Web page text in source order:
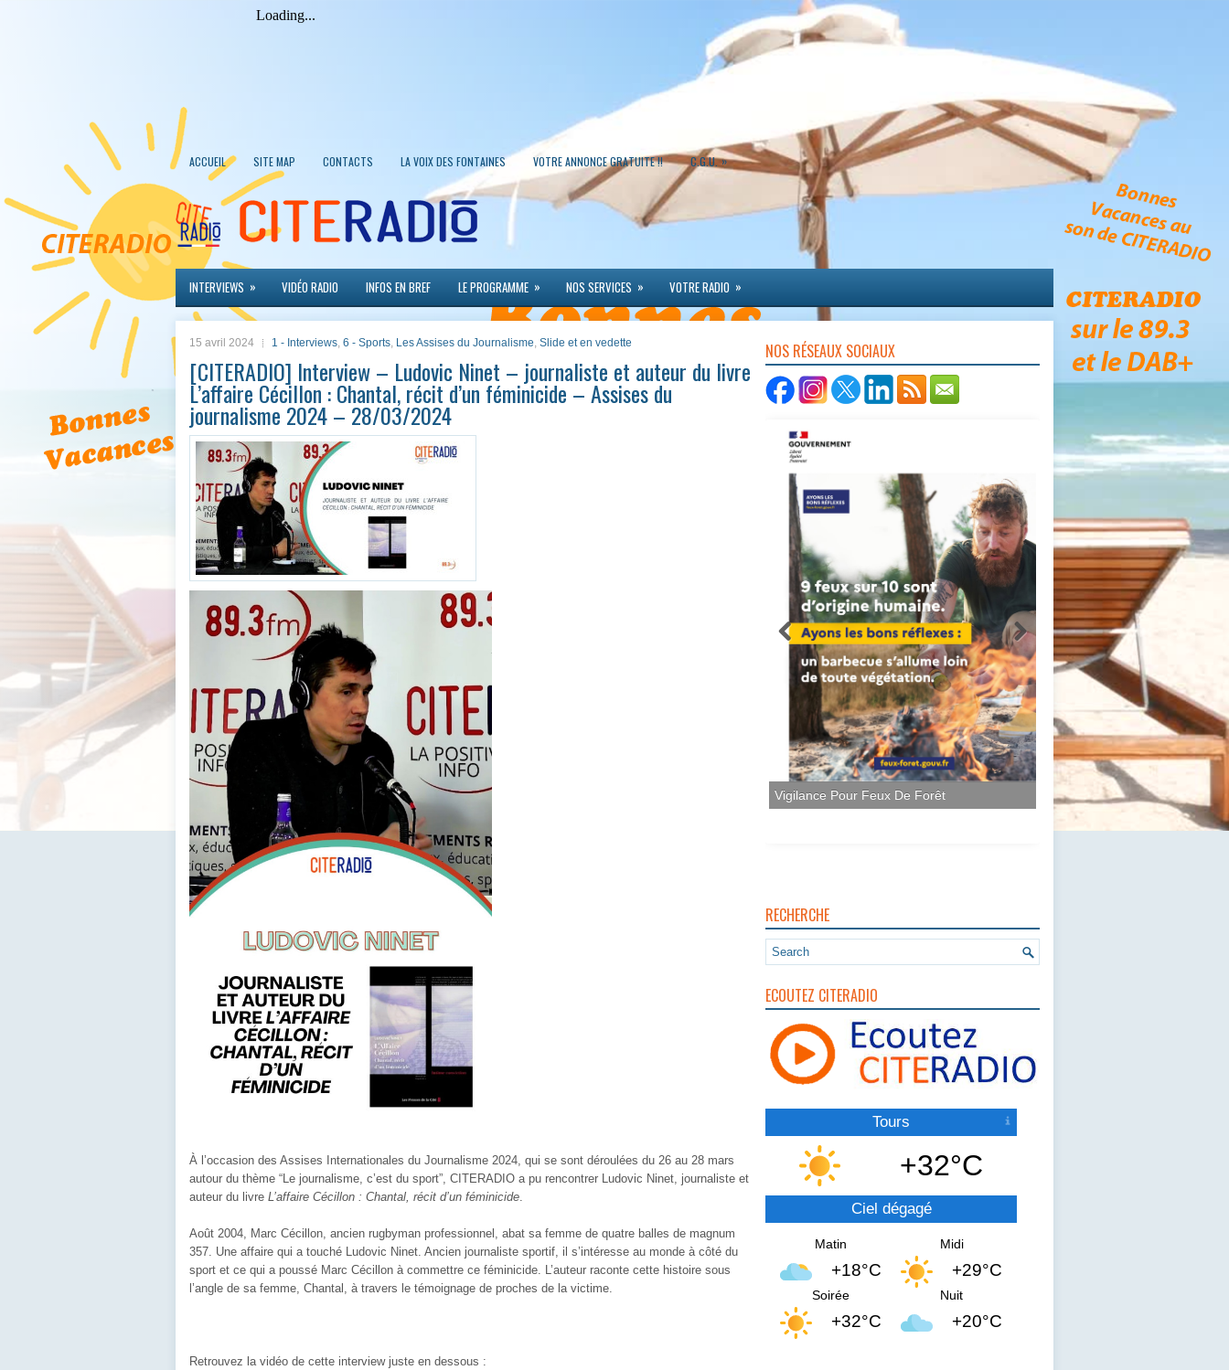
ACCUEIL SITE MAP CONTACTS LA VOIX DES FONTAINES VOTRE ANNONCE GRATUITE !! C.G.U. »
INTERVIEWS » VIDÉO RADIO INFOS EN BREF LE PROGRAMME » NOS SERVICES » VOTRE RADIO »
15 avril 2024 1 - Interviews, 6 - Sports, Les Assises du Journalisme, Slide et en vedette
[CITERADIO] Interview – Ludovic Ninet – journaliste et auteur du livre
L’affaire Cécillon : Chantal, récit d’un féminicide – Assises du
journalisme 2024 – 28/03/2024
À l’occasion des Assises Internationales du Journalisme 2024, qui se sont déroulées du 26 au 28 mars
autour du thème “Le journalisme, c’est du sport”, CITERADIO a pu rencontrer Ludovic Ninet, journaliste et
auteur du livre L’affaire Cécillon : Chantal, récit d’un féminicide.
Août 2004, Marc Cécillon, ancien rugbyman professionnel, abat sa femme de quatre balles de magnum
357. Une affaire qui a touché Ludovic Ninet. Ancien journaliste sportif, il s’intéresse au monde à côté du
sport et ce qui a poussé Marc Cécillon à commettre ce féminicide. L’auteur raconte cette histoire sous
l’angle de sa femme, Chantal, à travers le témoignage de proches de la victime.
Retrouvez la vidéo de cette interview juste en dessous :
NOS RÉSEAUX SOCIAUX
RECHERCHE
ECOUTEZ CITERADIO
Tours
+32°C
Ciel dégagé
Matin
+18°C
Midi
+29°C
Soirée
+32°C
Nuit
+20°C